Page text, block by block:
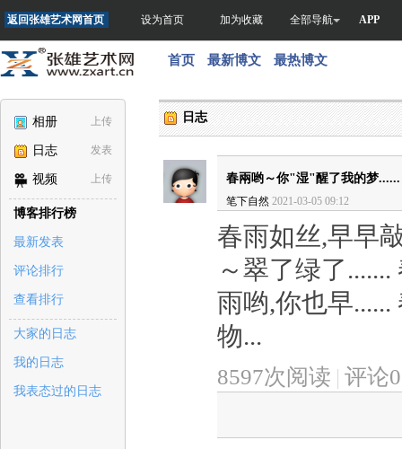
返回张雄艺术网首页 设为首页 加为收藏 全部导航 APP
首页 最新博文 最热博文
相册 上传
日志 发表
视频 上传
博客排行榜
最新发表
评论排行
查看排行
大家的日志
我的日志
我表态过的日志
日志
春兩哟～你"湿"醒了我的梦
笔下自然 2021-03-05 09:12
春雨如丝,早早
～翠了绿了
雨哟,你也早
物...
8597次阅读 | 评论0